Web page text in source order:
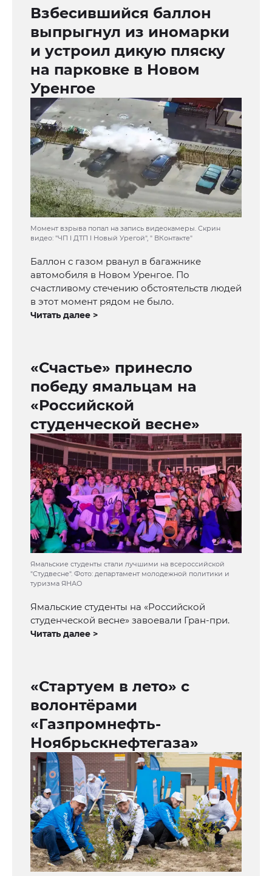
Взбесившийся баллон
выпрыгнул из иномарки
и устроил дикую пляску
на парковке в Новом
Уренгое
Момент взрыва попал на запись видеокамеры. Скрин
видео: "ЧП I ДТП I Новый Урегой", " ВКонтакте"
Баллон с газом рванул в багажнике
автомобиля в Новом Уренгое. По
счастливому стечению обстоятельств людей
в этот момент рядом не было.
Читать далее >
«Счастье» принесло
победу ямальцам на
«Российской
студенческой весне»
Ямальские студенты стали лучшими на всероссийской
"Студвесне". Фото: департамент молодежной политики и
туризма ЯНАО
Ямальские студенты на «Российской
студенческой весне» завоевали Гран-при.
Читать далее >
«Стартуем в лето» с
волонтёрами
«Газпромнефть-
Ноябрьскнефтегаза»